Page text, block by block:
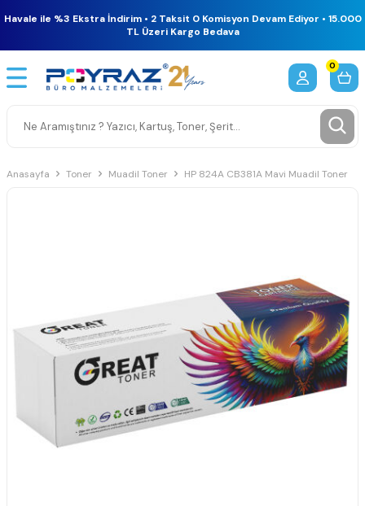
Havale ile %3 Ekstra İndirim • 2 Taksit 0 Komisyon Devam Ediyor • 15.000
TL Üzeri Kargo Bedava
0
Anasayfa Toner Muadil Toner HP 824A CB381A Mavi Muadil Toner